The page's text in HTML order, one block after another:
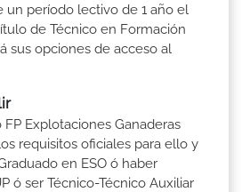
un período lectivo de 1 año el
de Técnico en Formación
sus opciones de acceso al
Explotaciones Ganaderas
requisitos oficiales para ello y
en ESO ó haber
ó ser Técnico-Técnico Auxiliar